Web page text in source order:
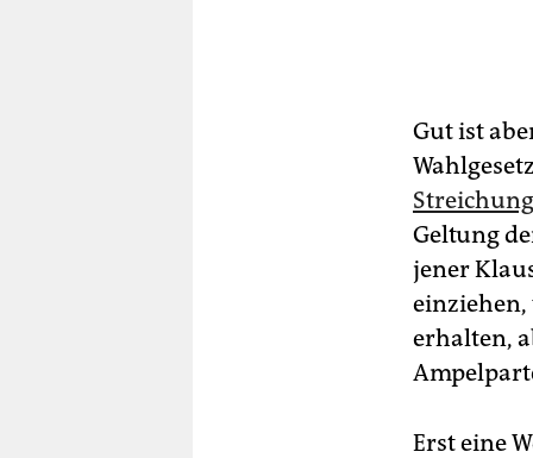
Gut ist
Geltung
jener
einziehen,
erhalten,
Erst eine